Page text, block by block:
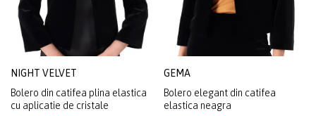
NIGHT VELVET
Bolero din catifea plina elastica
cu aplicatie de cristale
GEMA
Bolero elegant din catifea
elastica neagra